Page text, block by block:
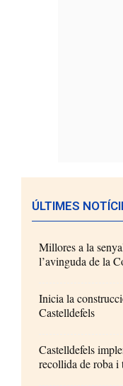
ÚLTIMES
Millores a la
l’avinguda de la
Inicia la
Castelldefels
Castelldefels
recollida de roba i